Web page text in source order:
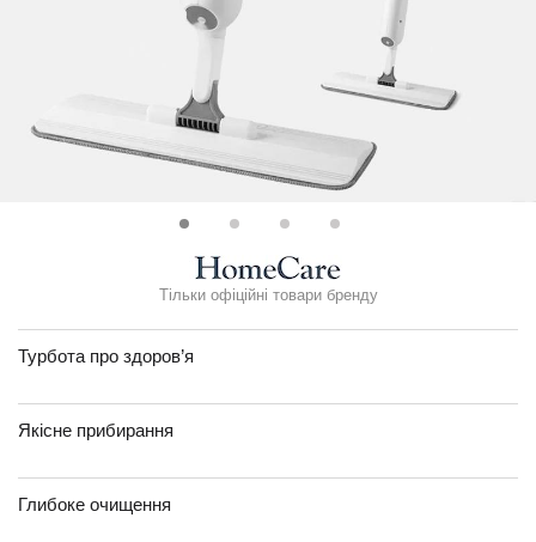
Тільки офіційні товари бренду
Турбота про здоров’я
Якісне прибирання
Глибоке очищення